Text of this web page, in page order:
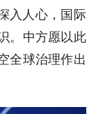
入人心，国际
。中方愿以此
全球治理作出